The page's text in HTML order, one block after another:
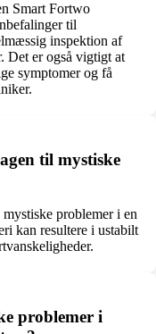
Smart Fortwo
til
inspektion af
Det er også vigtigt at
symptomer og få
til mystiske
problemer i en
kan resultere i ustabilt
problemer i